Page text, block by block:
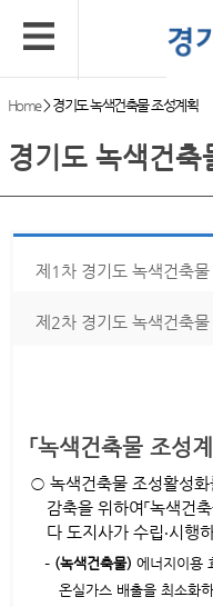
Home>경기도 녹색건축물 조성계획
경기도 녹색건축
제1차 경기도 녹색건축물
「녹색건축물 조성
○ 녹색건축물 조성활성
감축을 위하여「녹색건
다 도지사가 수립‧시행
– (녹색건축물) 에너지이용
온실가스 배출을 최소화
제2차 경기도 녹색건축물